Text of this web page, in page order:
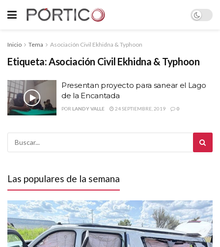
Inicio Tema Asociación Civil Ekhidna & Typhoon
Etiqueta:Asociación Civil Ekhidna & Typhoon
Presentan proyecto para sanear el Lago
de la Encantada
POR LANDY VALLE 24 SEPTIEMBRE, 2019 0
Las populares de la semana